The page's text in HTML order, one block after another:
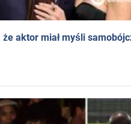
aktor miał myśli